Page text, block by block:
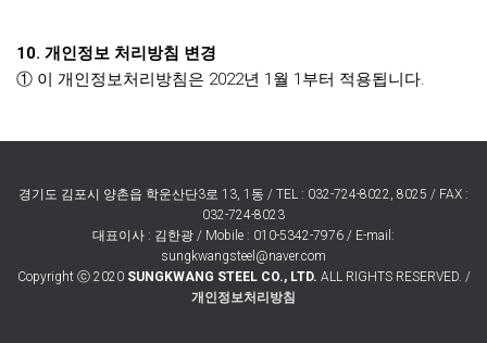
10. 개인정보 처리방침 변경
① 이 개인정보처리방침은 2022년 1월 1부터 적용됩니다.
경기도 김포시 양촌읍 학운산단3로 13, 1동 / TEL : 032-724-8022, 8025 / FAX :
032-724-8023
대표이사 : 김한광 / Mobile : 010-5342-7976 / E-mail:
sungkwangsteel@naver.com
Copyright ⓒ 2020 SUNGKWANG STEEL CO., LTD. ALL RIGHTS RESERVED. /
개인정보처리방침